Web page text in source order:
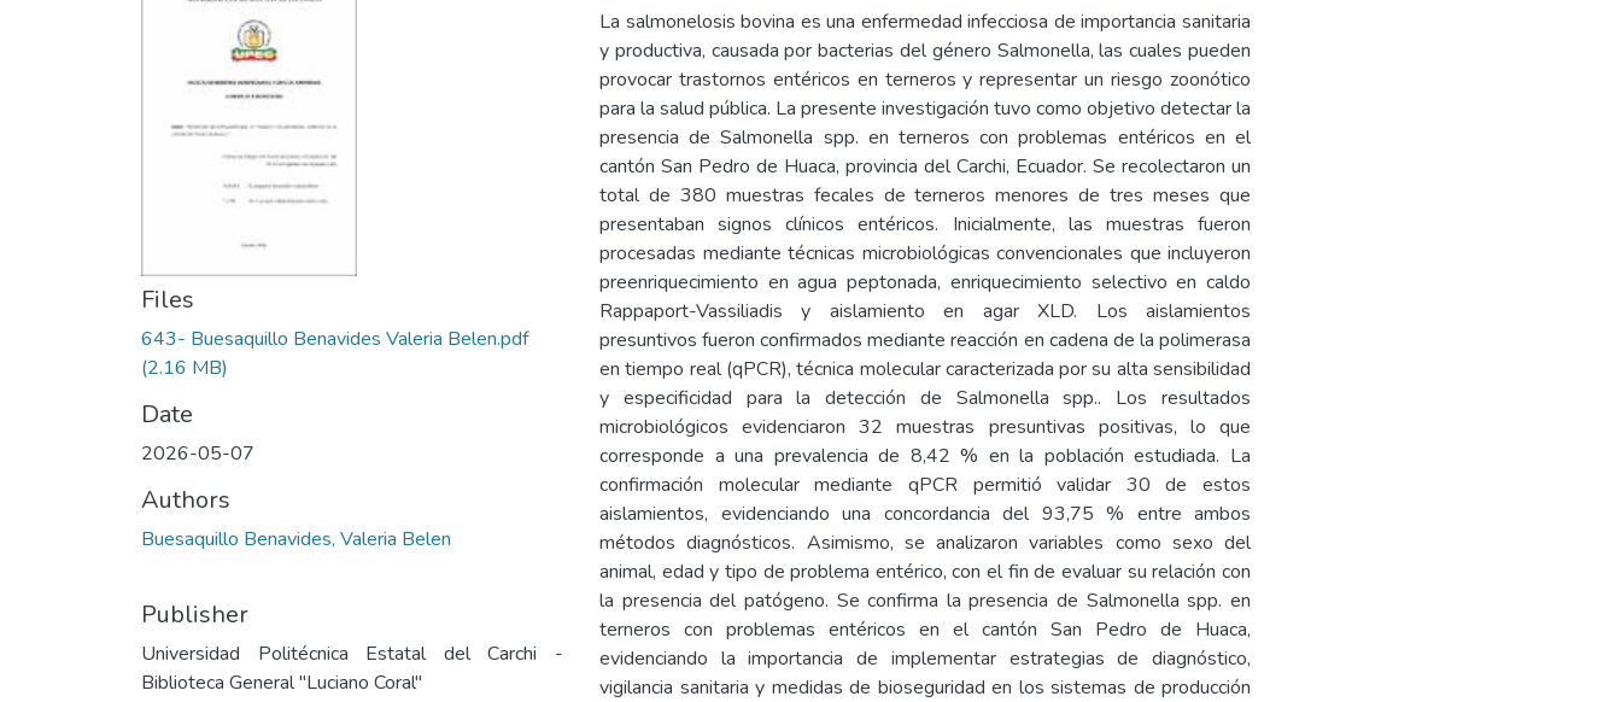
Files
643- Buesaquillo Benavides Valeria Belen.pdf
(2.16 MB)
Date
2026-05-07
Authors
Buesaquillo Benavides, Valeria Belen
Publisher
Universidad Politécnica Estatal del Carchi -
Biblioteca General "Luciano Coral"
La salmonelosis bovina es una enfermedad infecciosa de importancia sanitaria
y productiva, causada por bacterias del género Salmonella, las cuales pueden
provocar trastornos entéricos en terneros y representar un riesgo zoonótico
para la salud pública. La presente investigación tuvo como objetivo detectar la
presencia de Salmonella spp. en terneros con problemas entéricos en el
cantón San Pedro de Huaca, provincia del Carchi, Ecuador. Se recolectaron un
total de 380 muestras fecales de terneros menores de tres meses que
presentaban signos clínicos entéricos. Inicialmente, las muestras fueron
procesadas mediante técnicas microbiológicas convencionales que incluyeron
preenriquecimiento en agua peptonada, enriquecimiento selectivo en caldo
Rappaport-Vassiliadis y aislamiento en agar XLD. Los aislamientos
presuntivos fueron confirmados mediante reacción en cadena de la polimerasa
en tiempo real (qPCR), técnica molecular caracterizada por su alta sensibilidad
y especificidad para la detección de Salmonella spp.. Los resultados
microbiológicos evidenciaron 32 muestras presuntivas positivas, lo que
corresponde a una prevalencia de 8,42 % en la población estudiada. La
confirmación molecular mediante qPCR permitió validar 30 de estos
aislamientos, evidenciando una concordancia del 93,75 % entre ambos
métodos diagnósticos. Asimismo, se analizaron variables como sexo del
animal, edad y tipo de problema entérico, con el fin de evaluar su relación con
la presencia del patógeno. Se confirma la presencia de Salmonella spp. en
terneros con problemas entéricos en el cantón San Pedro de Huaca,
evidenciando la importancia de implementar estrategias de diagnóstico,
vigilancia sanitaria y medidas de bioseguridad en los sistemas de producción